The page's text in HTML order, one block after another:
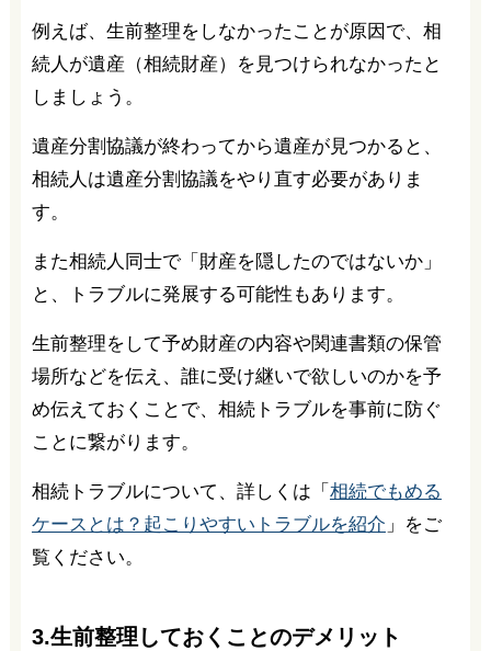
例えば、生前整理をしなかったことが原因で、相
続人が遺産（相続財産）を見つけられなかったと
しましょう。
遺産分割協議が終わってから遺産が見つかると、
相続人は遺産分割協議をやり直す必要がありま
す。
また相続人同士で「財産を隠したのではないか」
と、トラブルに発展する可能性もあります。
生前整理をして予め財産の内容や関連書類の保管
場所などを伝え、誰に受け継いで欲しいのかを予
め伝えておくことで、相続トラブルを事前に防ぐ
ことに繋がります。
相続トラブルについて、詳しくは「 相続でもめる
ケースとは？起こりやすいトラブルを紹介 」をご
覧ください。
3.生前整理しておくことのデメリット